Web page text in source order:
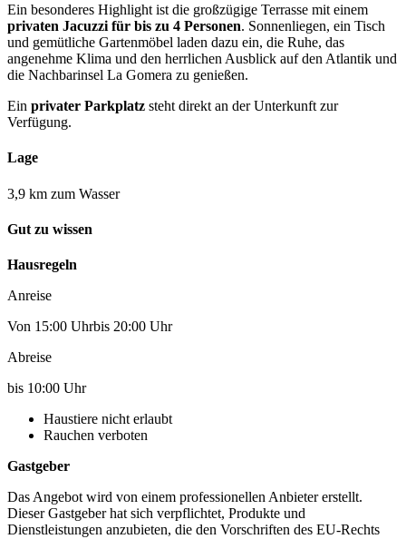
Ein besonderes Highlight ist die großzügige Terrasse mit einem
privaten Jacuzzi für bis zu 4 Personen. Sonnenliegen, ein Tisch
und gemütliche Gartenmöbel laden dazu ein, die Ruhe, das
angenehme Klima und den herrlichen Ausblick auf den Atlantik und
die Nachbarinsel La Gomera zu genießen.
Ein privater Parkplatz steht direkt an der Unterkunft zur
Verfügung.
Lage
3,9 km zum Wasser
Gut zu wissen
Hausregeln
Anreise
Von 15:00 Uhrbis 20:00 Uhr
Abreise
bis 10:00 Uhr
Haustiere nicht erlaubt
Rauchen verboten
Gastgeber
Das Angebot wird von einem professionellen Anbieter erstellt.
Dieser Gastgeber hat sich verpflichtet, Produkte und
Dienstleistungen anzubieten, die den Vorschriften des EU-Rechts